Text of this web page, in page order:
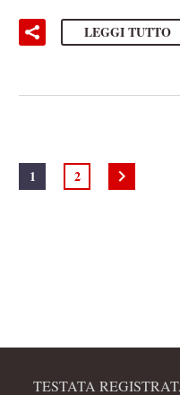
LEGGI TUTTO
1 2
TESTATA